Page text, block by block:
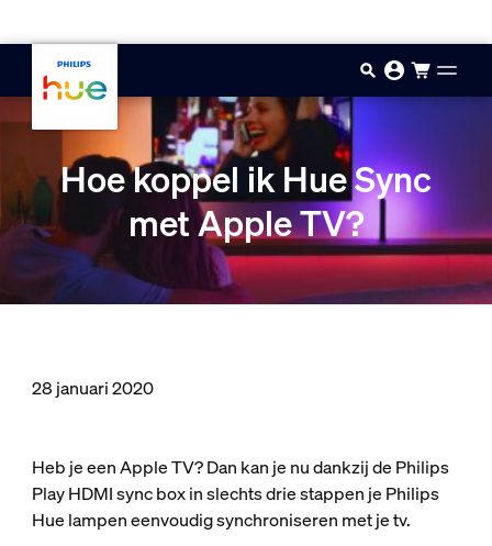
Hoe koppel ik Hue Sync
met Apple TV?
28 januari 2020
Heb je een Apple TV? Dan kan je nu dankzij de Philips
Play HDMI sync box in slechts drie stappen je Philips
Hue lampen eenvoudig synchroniseren met je tv.